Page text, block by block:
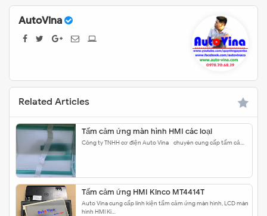
AutoVina
Related Articles
Tấm cảm ứng màn hình HMI các loại
Công ty TNHH cơ điện Auto Vina - chuyên cung cấp tấm cả…
Tấm cảm ứng HMI Kinco MT4414T
Auto Vina cung cấp linh kiện tấm cảm ứng màn hình, LCD màn
hình HMI Ki…